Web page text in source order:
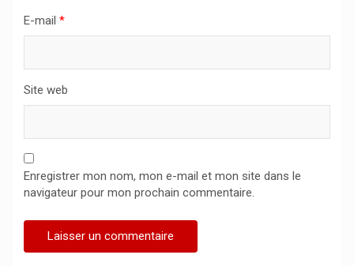
E-mail *
Site web
Enregistrer mon nom, mon e-mail et mon site dans le
navigateur pour mon prochain commentaire.